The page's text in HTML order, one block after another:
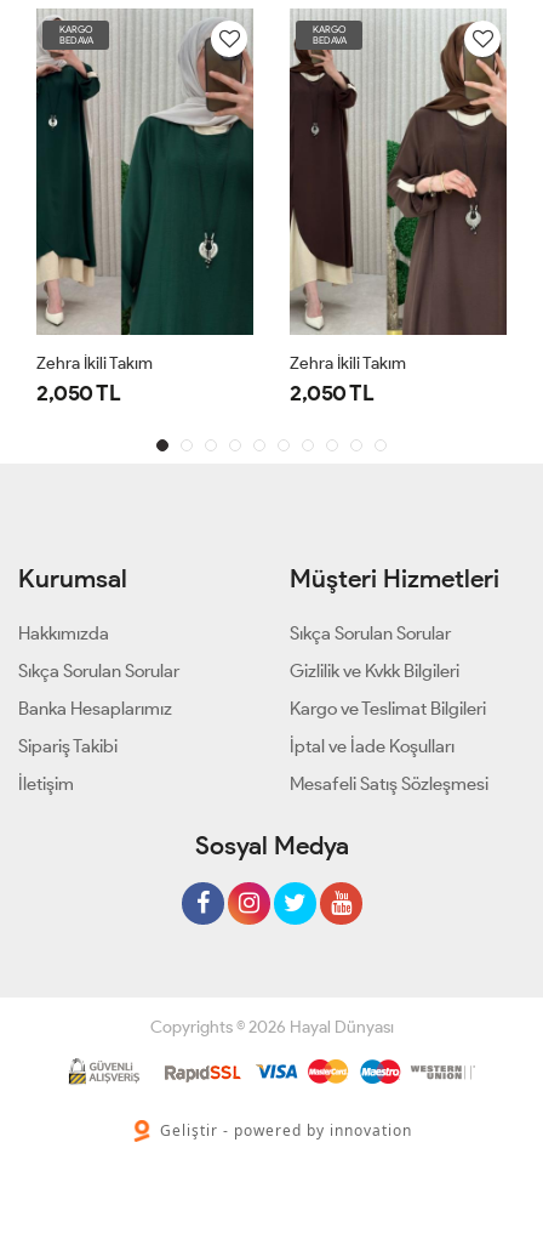
KARGO
BEDAVA
Zehra İkili Takım
2,050 TL
KARGO
BEDAVA
Zehra İkili Takım
2,050 TL
Kurumsal
Hakkımızda
Sıkça Sorulan Sorular
Banka Hesaplarımız
Sipariş Takibi
İletişim
Müşteri Hizmetleri
Sıkça Sorulan Sorular
Gizlilik ve Kvkk Bilgileri
Kargo ve Teslimat Bilgileri
İptal ve İade Koşulları
Mesafeli Satış Sözleşmesi
Sosyal Medya
Copyrights © 2026 Hayal Dünyası
Geliştir - powered by innovation